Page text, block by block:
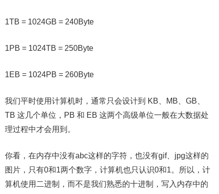
1TB = 1024GB = 240Byte
1PB = 1024TB = 250Byte
1EB = 1024PB = 260Byte
我们平时使用计算机时，通常只会设计到 KB、MB、GB、
TB 这几个单位，PB 和 EB 这两个高级单位一般在大数据处
理过程中才会用到。
你看，在内存中没有abc这样的字符，也没有gif、jpg这样的
图片，只有0和1两个数字，计算机也只认识0和1。所以，计
算机使用二进制，而不是我们熟悉的十进制，写入内存中的